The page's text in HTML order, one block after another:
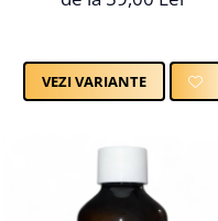
VEZI VARIANTE